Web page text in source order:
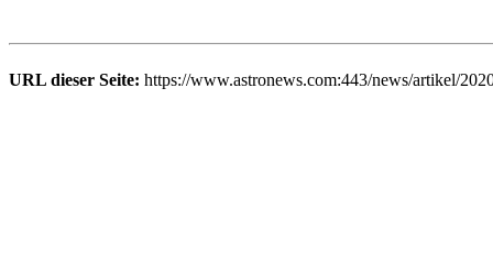
URL dieser Seite: https://www.astronews.com:443/news/artikel/